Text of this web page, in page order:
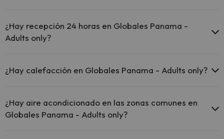
ser de pago) Aquí tienes más info sobre la piscina y otras
instalaciones.
¿Hay recepción 24 horas en Globales Panama -
Adults only?
¿Hay calefacción en Globales Panama - Adults only?
comunes.
¿Hay aire acondicionado en las zonas comunes en
Globales Panama - Adults only?